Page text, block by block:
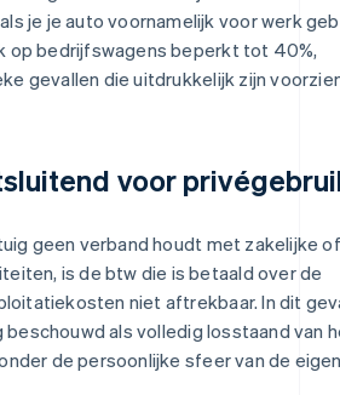
je je auto voornamelijk voor werk
op bedrijfswagens beperkt tot 40%,
gevallen die uitdrukkelijk zijn
voor
geen verband houdt met zakelijke of
is de btw die is betaald over de
niet aftrekbaar. In dit
als volledig losstaand van
de persoonlijke sfeer van de